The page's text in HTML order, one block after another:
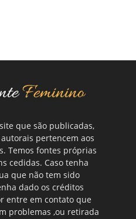
que são publicadas,
pertencem aos
Temos fontes próprias
cedidas. Caso tenha
que não tem sido
dado os créditos
entre em contato que
problemas ,ou retirada